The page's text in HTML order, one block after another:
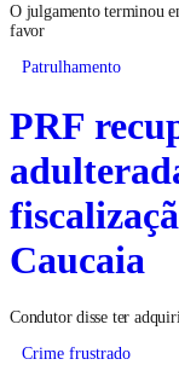
O julgamento terminou
favor
Patrulhamento
PRF
Caucaia
Condutor disse ter
Crime frustrado